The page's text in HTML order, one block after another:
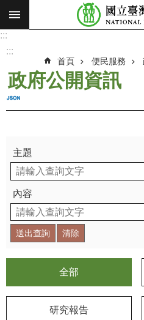
跳到主要內容區塊
搜
願
景
最
新
消
息
參
觀
展
學
:::
:::
首頁 便民服務
政府公開資訊
主題
內容
全部
研究報告